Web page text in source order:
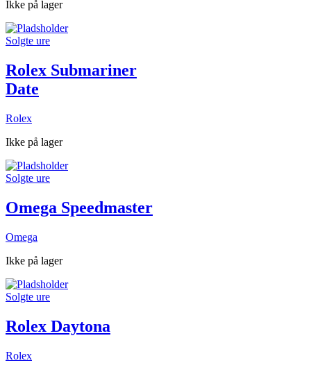
Ikke på lager
Solgte ure
Rolex Submariner
Date
Rolex
Ikke på lager
Solgte ure
Omega Speedmaster
Omega
Ikke på lager
Solgte ure
Rolex Daytona
Rolex